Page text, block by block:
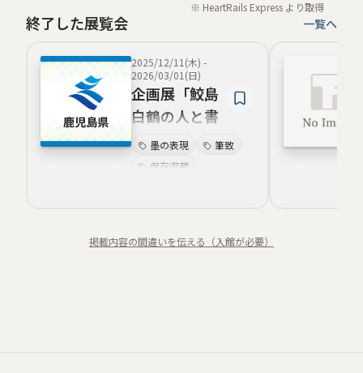
※ HeartRails Express より取得
終了した展覧会 一覧へ
2025/12/11(木) -
2026/03/01(日)
企画展「鮫島
白鶴の人と書
と」墨の表現
筆致
保存収蔵
照明演出
掲載内容の間違いを伝える（入館が必要）